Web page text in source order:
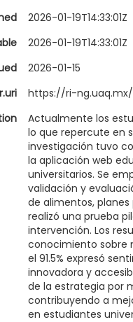
2026-01-19T14:33:01Z
2026-01-19T14:33:01Z
2026-01-15
https://ri-ng.uaq.mx/
Actualmente los
lo que repercute en
investigación tuvo
la aplicación web
universitarios. Se
validación y
de alimentos,
realizó una prueba
intervención. Los
conocimiento sobre
el 91.5% expresó
innovadora y
de la estrategia por
contribuyendo a
en estudiantes